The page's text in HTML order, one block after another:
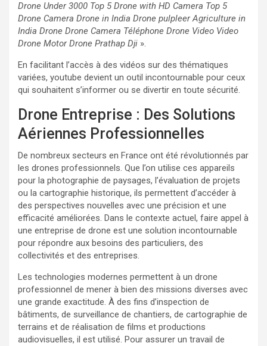
Drone Under 3000 Top 5 Drone with HD Camera Top 5
Drone Camera Drone in India Drone pulpleer Agriculture in
India Drone Drone Camera Téléphone Drone Video Video
Drone Motor Drone Prathap Dji ».
En facilitant l’accès à des vidéos sur des thématiques
variées, youtube devient un outil incontournable pour ceux
qui souhaitent s’informer ou se divertir en toute sécurité.
Drone Entreprise : Des Solutions
Aériennes Professionnelles
De nombreux secteurs en France ont été révolutionnés par
les drones professionnels. Que l’on utilise ces appareils
pour la photographie de paysages, l’évaluation de projets
ou la cartographie historique, ils permettent d’accéder à
des perspectives nouvelles avec une précision et une
efficacité améliorées. Dans le contexte actuel, faire appel à
une entreprise de drone est une solution incontournable
pour répondre aux besoins des particuliers, des
collectivités et des entreprises.
Les technologies modernes permettent à un drone
professionnel de mener à bien des missions diverses avec
une grande exactitude. À des fins d’inspection de
bâtiments, de surveillance de chantiers, de cartographie de
terrains et de réalisation de films et productions
audiovisuelles, il est utilisé. Pour assurer un travail de